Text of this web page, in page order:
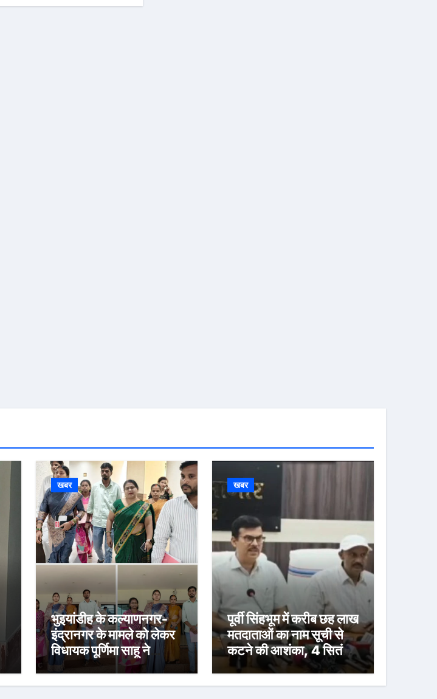
खबर
भुइयांडीह के कल्याणनगर-
इंद्रानगर के मामले को लेकर
विधायक पूर्णिमा साहू ने
विधानसभा कक्ष में मुख्यमंत्री
हेमंत सोरेन से की मुलाकात,
खबर
पूर्वी सिंहभूम में करीब छह लाख
मतदाताओं का नाम सूची से
कटने की आशंका, 4 सितंबर
तक दावा-आपत्ति का मौका